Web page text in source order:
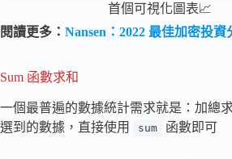
首個可視化圖表📈
閱讀更多： Nansen：2022 最佳加密投
Sum 函數求和
一個最普遍的數據統計需求就是：加總
選到的數據，直接使用
sum 函數即可